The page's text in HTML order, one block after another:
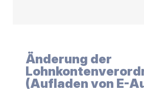
Änderung der
(Aufladen von E-